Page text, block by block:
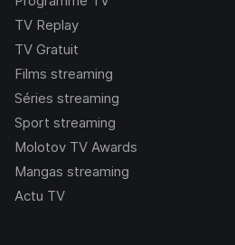
TV Replay
TV Gratuit
Films streaming
Séries streaming
Sport streaming
Molotov TV Awards
Mangas streaming
Actu TV